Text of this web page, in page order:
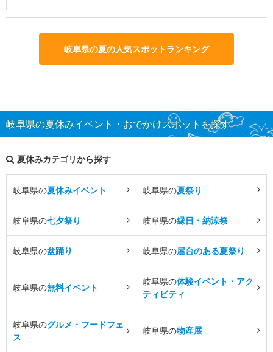
岐阜県の夏の人気スポットランキング
岐阜県の夏休みイベント・おでかけスポットを探す
夏休みカテゴリから探す
岐阜県の夏休みイベント 岐阜県の夏祭り
岐阜県の七夕祭り 岐阜県の縁日・納涼祭
岐阜県の盆踊り 岐阜県の屋台のある夏祭り
岐阜県の無料イベント
岐阜県の体験イベント・アク
ティビティ
岐阜県のグルメ・フードフェ
ス
岐阜県の物産展